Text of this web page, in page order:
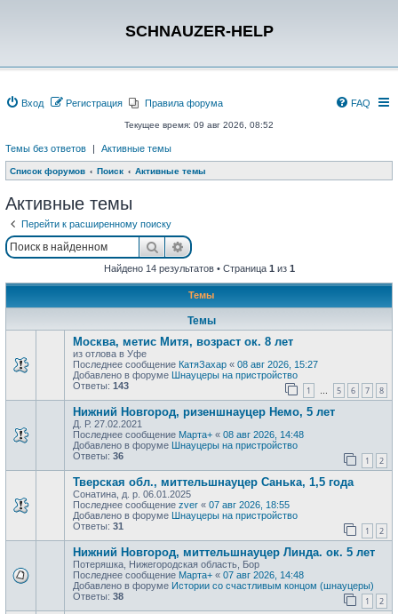
SCHNAUZER-HELP
Вход Регистрация Правила форума FAQ
Текущее время: 09 авг 2026, 08:52
Темы без ответов | Активные темы
Список форумов Поиск Активные темы
Активные темы
Перейти к расширенному поиску
ПоискРасширенный поиск
Найдено 14 результатов • Страница 1 из 1
Темы
Темы
Москва, метис Митя, возраст ок. 8 лет
из отлова в Уфе
Последнее сообщение КатяЗахар « 08 авг 2026, 15:27
Добавлено в форуме Шнауцеры на пристройство
Ответы: 143 1 5 6 7 8
Нижний Новгород, ризеншнауцер Немо, 5 лет
Д. Р. 27.02.2021
Последнее сообщение Марта+ « 08 авг 2026, 14:48
Добавлено в форуме Шнауцеры на пристройство
Ответы: 36 1 2
Тверская обл., миттельшнауцер Санька, 1,5 года
Сонатина, д. р. 06.01.2025
Последнее сообщение zver « 07 авг 2026, 18:55
Добавлено в форуме Шнауцеры на пристройство
Ответы: 31 1 2
Нижний Новгород, миттельшнауцер Линда. ок. 5 лет
Потеряшка, Нижегородская область, Бор
Последнее сообщение Марта+ « 07 авг 2026, 14:48
Добавлено в форуме Истории со счастливым концом (шнауцеры)
Ответы: 38 1 2